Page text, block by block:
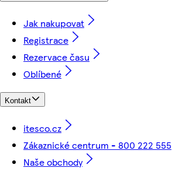
Jak nakupovat
Registrace
Rezervace času
Oblíbené
Kontakt
itesco.cz
Zákaznické centrum - 800 222 555
Naše obchody